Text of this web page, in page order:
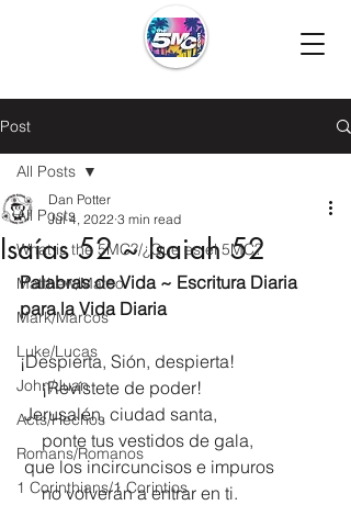
Post
All Posts
What is the 5MC?/¿Que es el 5MC?
Matthew/Mateo
Mark/Marcos
Luke/Lucas
John/Juan
Acts/Hechos
Romans/Romanos
1 Corinthians/1 Corintios
All Posts
Isaías 52 ~ Isaiah 52
Dan Potter
Jul 4, 2022 3 min read
Palabras de Vida ~ Escritura Diaria
para la Vida Diaria
¡Despierta, Sión, despierta!
     ¡Revístete de poder!
Jerusalén, ciudad santa,
     ponte tus vestidos de gala,
que los incircuncisos e impuros
     no volverán a entrar en ti.